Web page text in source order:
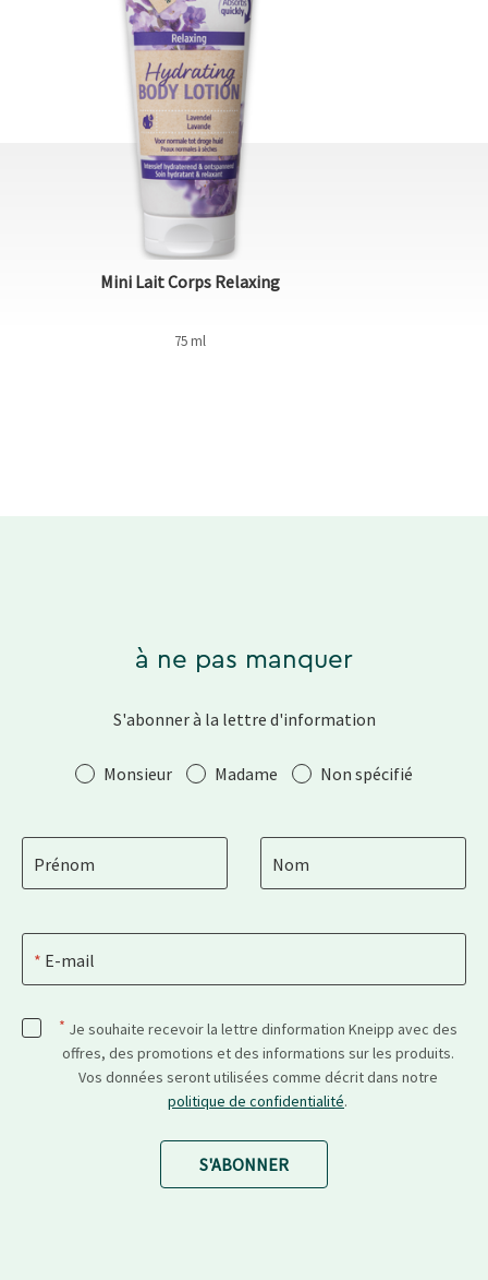
Mini Lait Corps Relaxing
75 ml
à ne pas manquer
S'abonner à la lettre d'information
SalutationMonsieur Madame Non spécifié
Prénom Nom
E-mail
* Je souhaite recevoir la lettre dinformation Kneipp avec des
offres, des promotions et des informations sur les produits.
Vos données seront utilisées comme décrit dans notre
politique de confidentialité.
S'ABONNER